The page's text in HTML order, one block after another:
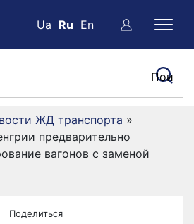
Ua Ru En
ЖД транспорта »
предварительно
вагонов с заменой
Поделиться